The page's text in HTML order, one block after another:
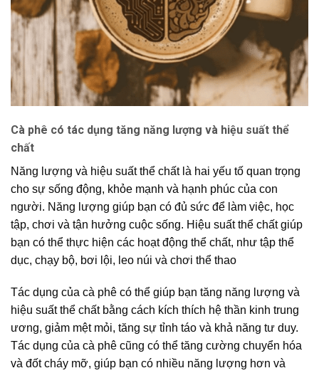
Cà phê có tác dụng tăng năng lượng và hiệu suất thể
chất
Năng lượng và hiệu suất thể chất là hai yếu tố quan trọng
cho sự sống động, khỏe mạnh và hạnh phúc của con
người. Năng lượng giúp bạn có đủ sức để làm việc, học
tập, chơi và tận hưởng cuộc sống. Hiệu suất thể chất giúp
bạn có thể thực hiện các hoạt động thể chất, như tập thể
dục, chạy bộ, bơi lội, leo núi và chơi thể thao
Tác dụng của cà phê có thể giúp bạn tăng năng lượng và
hiệu suất thể chất bằng cách kích thích hệ thần kinh trung
ương, giảm mệt mỏi, tăng sự tỉnh táo và khả năng tư duy.
Tác dụng của cà phê cũng có thể tăng cường chuyển hóa
và đốt cháy mỡ, giúp bạn có nhiều năng lượng hơn và